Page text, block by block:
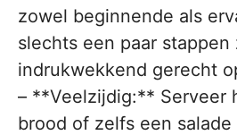
zowel beginnende als
slechts een paar stappen
indrukwekkend gerecht
– **Veelzijdig:** Serveer
brood of zelfs een salade